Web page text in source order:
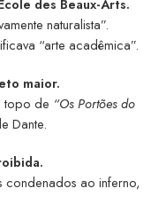
des Beaux-Arts.
naturalista”.
“arte acadêmica”.
maior.
topo de “Os Portões do
Dante.
condenados ao inferno,